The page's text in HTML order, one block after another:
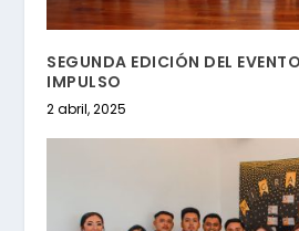
SEGUNDA EDICIÓN DEL
IMPULSO
2 abril, 2025